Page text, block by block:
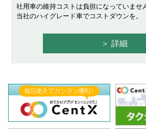
2023.03.13
運賃改定のお知らせ（令和５年３月２０日
2022.11.25
【新卒者必見】「名鉄タクシーグループ
開しました
（乗務員）
2022.06.27 「陣痛タクシー」サービス
2022.01.05
社用車の維持コストは負担になっていませ
当社のハイグレード車でコストダウンを。
詳細